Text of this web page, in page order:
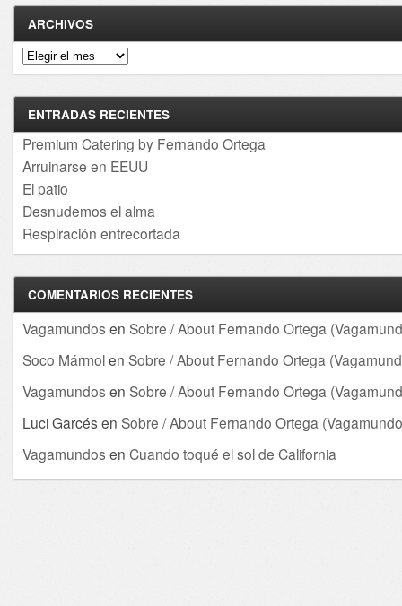
ARCHIVOS
Archivos
ENTRADAS RECIENTES
Premium Catering by Fernando Ortega
Arruinarse en EEUU
El patio
Desnudemos el alma
Respiración entrecortada
COMENTARIOS RECIENTES
Vagamundos en Sobre / About Fernando Ortega
Soco Mármolen Sobre / About Fernando Ortega
Vagamundos en Sobre / About Fernando Ortega
Luci Garcés en Sobre / About Fernando Ortega
Vagamundos en Cuando toqué el sol de California